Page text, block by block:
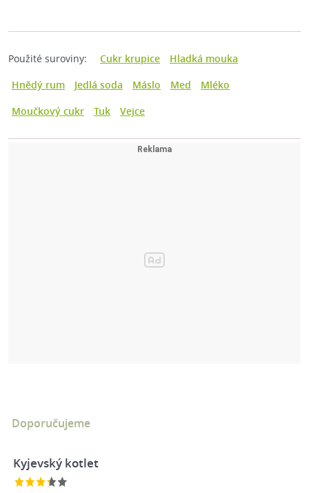
Použité suroviny: Cukr krupice
Hladká mouka
Hnědý rum
Jedlá soda Máslo Med
Mléko
Moučkový cukr
Tuk Vejce
Doporučujeme
Kyjevský kotlet